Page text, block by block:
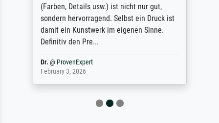
(Farben, Details usw.) ist nicht nur gut,
sondern hervorragend. Selbst ein Druck ist
damit ein Kunstwerk im eigenen Sinne.
Definitiv den Pre...
Dr. @ ProvenExpert
February 3, 2026